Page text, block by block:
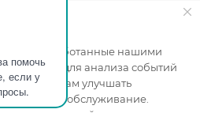
помочь
если у
разработанные нашими
лицами, для анализа событий
нам улучшать
и обслуживание.